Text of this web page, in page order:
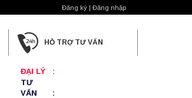
Đăng ký | Đăng nhập
HỖ TRỢ TƯ VẤN
ĐẠI LÝ
:
TƯ
VẤN
: